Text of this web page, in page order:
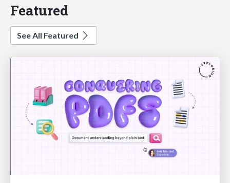
Featured
See All Featured